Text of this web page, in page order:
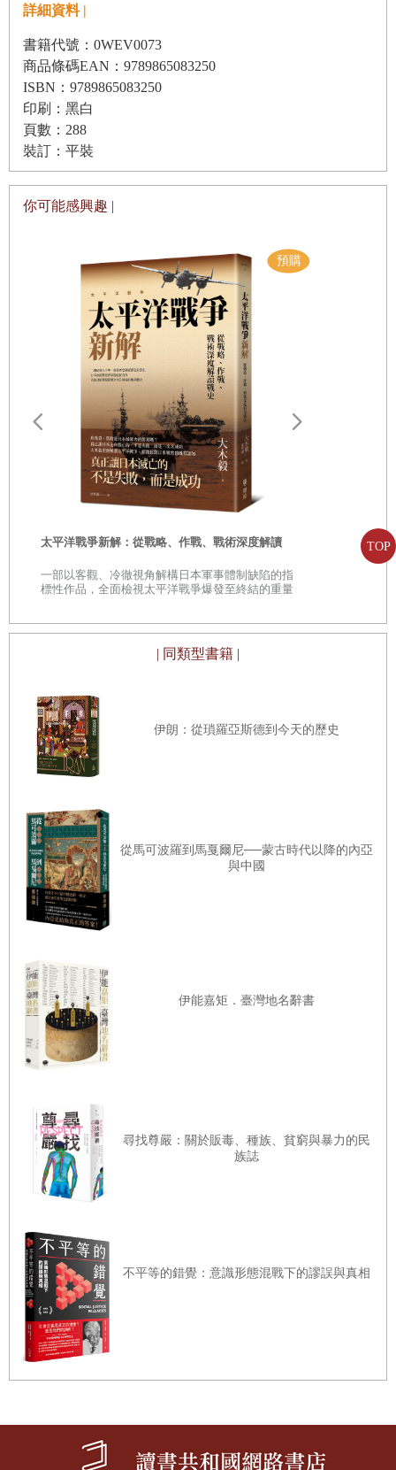
TOP
藤原基經｜擁立老帝成為日本史上榮登關白大位第一人
藤原時平｜不畏菅原道真怨靈的剛毅貴公子
藤原秀鄉｜因討伐平將門成為貴族的傳奇武人
藤原純友｜於天慶之亂中成為一方主角的北家旁支
藤原利仁｜受人稱頌為「利仁將軍」的傳奇武人
藤原忠平｜歷經二十年長期政權奠定北家全盛的基礎
藤原師輔｜打造九條流繁榮的道長祖父
深度專欄 成為「怨靈」的藤原氏
第三章 道長時代迎來全盛期的攝關政治
～平安時代中葉～
藤原兼通｜為了攝關大位與弟弟上演骨肉相爭
藤原兼家｜因為「一座宣旨」而提高攝關的品牌力
藤原道隆｜身為兼家嫡男享盡榮華的中關白
藤原伊周｜與道長爭權奪勢的中關白家嫡男
上東門院彰子｜以二帝母后為道長帶來榮華
藤原定子｜遭到道長擺布，命運悲慘的皇后
藤原實質｜將攝關政治內幕流傳到後世的「賢人右府」
藤原顯光｜遭道長怒斥「愚不可及」的無能大臣
藤原為時｜以漢詩才華成為越前守的紫式部之父
紫式部｜創作《源氏物語》的天才女作家
藤原道綱｜母親為《蜻蛉日記》作者的萬年大納言
藤原賴通｜穩做攝關大位長達五十年
藤原能信｜策劃尊仁親王立太子的攝關家非主流派
深度專欄 描繪「強硬派貴族」的作品──《大鏡》
～平安後期到鎌倉時代～
藤原師通｜無論院政與神罰都無所懼的剛毅關白
藤原忠實｜溺愛次子賴長而招致攝關家的分裂
藤原賴長｜因為保元之亂消滅的惡左府
待賢門院璋子｜鑄成保元之亂遠因的悲慘中宮
美福門院得子｜在檯面下操縱平安後期政治的女性政治家
藤原通憲（信西）｜以黑衣宰相主島保元亂後的政局
藤原信賴｜因平治之亂毀滅的「日本第一蠢才」
藤原成親｜因鹿谷事件身敗名裂的院近臣
藤原秀衡｜打造奧州藤原氏最盛期的北方霸主
當時，道長要求大納言藤原實質也吟詠一首回應，實質卻
說，「此歌實為優美，無以回應。不如大家一同吟唱」，他
並引用中國的故事，「聽說白居易因元稹的菊詩太過美好，
無以回應，只能深深讚嘆整天反覆吟詠」，於是要在場所有
人一同唱和。或許一方面是因為不想太露骨自吹自擂創作應
和，但能夠在當下以絕妙回應來滿足道長的自尊心，也可說
是頗有實資作風的處事方式，不愧之後獲得賢人右府的稱
號。
貴族的日記並非個人生活紀錄，而是記述禮儀上的先例、儀
式，為了將祖先功績流傳給子孫而寫。多虧了實質翔實的記
述，能夠生動呈現道長站上權勢巔峰時的模樣。
天皇與藤原氏為命運共同體
藤原氏會被捧為史上最大氏族的主要原因是什麼呢？要回答
這個問題，可以從前面提到的「望月之歌」這個小故事裡找
在實現一家三后時，道長已經辭去太政大臣，無官一身輕，
但當時的天皇與東宮都是他的孫子，實際上他的地位等於是
天皇家的大家長。由此可看出，在握有絕對權威下把女兒嫁
給天皇，迎娶皇族女性為妻，與天皇家建立起命運共同體的
姻親關係，就是藤原氏權力與威望的來源。
這種聯姻政策，被視為皇族以外的氏族掌握政權的常見手
段，自古從五、六世紀的葛城氏、蘇我氏的時代就開始採
為身分不同而無法成為天皇正室，也就是不能登上皇后之
位。但自從奈良時代中葉，藤原不比等之女光明子以臣子身
分首次成為皇后之後，平安時代之後幾乎每一任天皇都是由
藤原氏之女，或是賜姓皇族源氏所生。
或許，藤原氏畢竟只是臣子，其地位不會威脅到天皇，這一
點也很重要。在天武天皇死後，繼任的妻子持統天皇一心一
意要讓孫子輕皇子（文武天皇）繼位。這麼一來，對持統而
言，其他有皇位繼承資格的皇族就成了單純的對手，而她能
倚靠的只有天皇母親一方的親戚，也就是不具皇位繼承權的
原氏發達的契機，可知道藤原氏以臣子身分成為天皇姻親的
地位，正是能保有權力的一大重點。
實現攝政、關白世襲化
外的「令外官」（律令制實施後才有的新設官職），也就是
攝政、關白（統稱攝關）這個特殊的職位，藉此在制度上確
保將其他氏族隔絕在外的特殊地位與權力。
情況之所以有了轉變，是因為出現年紀小的天皇，也就是幼
上必須到了能做政治判斷的年紀才即位。實際上，七世紀之
前的天皇，除了文武天皇在十五歲上位外，其他天皇都在二
十五、六歲到三十歲的年紀才登基。
然而，到了九世紀的藤原良房時，清和天皇於九歲即位，就
需要有個職務代替年幼的天皇來處理政務。這個職位因為有
另一方面，關白取「關白天下諸事」之意，這個職務主要是
詳細資料 |
書籍代號：0WEV0073
商品條碼EAN：9789865083250
ISBN：9789865083250
印刷：黑白
頁數：288
裝訂：平裝
你可能感興趣 |
太平洋戰爭新解：從戰略、作戰、戰術深度解讀
一部以客觀、冷徹視角解構日本軍事體制缺陷的指
標性作品，全面檢視太平洋戰爭爆發至終結的重量
| 同類型書籍 |
伊朗：從瑣羅亞斯德到今天的歷史
從馬可波羅到馬戛爾尼──蒙古時代以降的內亞
與中國
伊能嘉矩．臺灣地名辭書
尋找尊嚴：關於販毒、種族、貧窮與暴力的民
族誌
不平等的錯覺：意識形態混戰下的謬誤與真相